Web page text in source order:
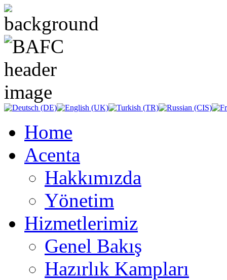
Home
Acenta
Hakkımızda
Yönetim
Hizmetlerimiz
Genel Bakış
Hazırlık Kampları